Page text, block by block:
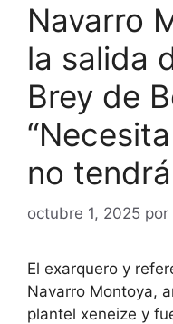
Navarro
la salida
Brey de
no
octubre 1, 2025 por
El exarquero y
Navarro Montoya,
plantel xeneize y